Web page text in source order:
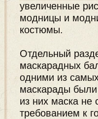
увеличенные
модницы и
костюмы.
Отдельный
маскарадных
одними из
маскарады
из них маска не
требованием к